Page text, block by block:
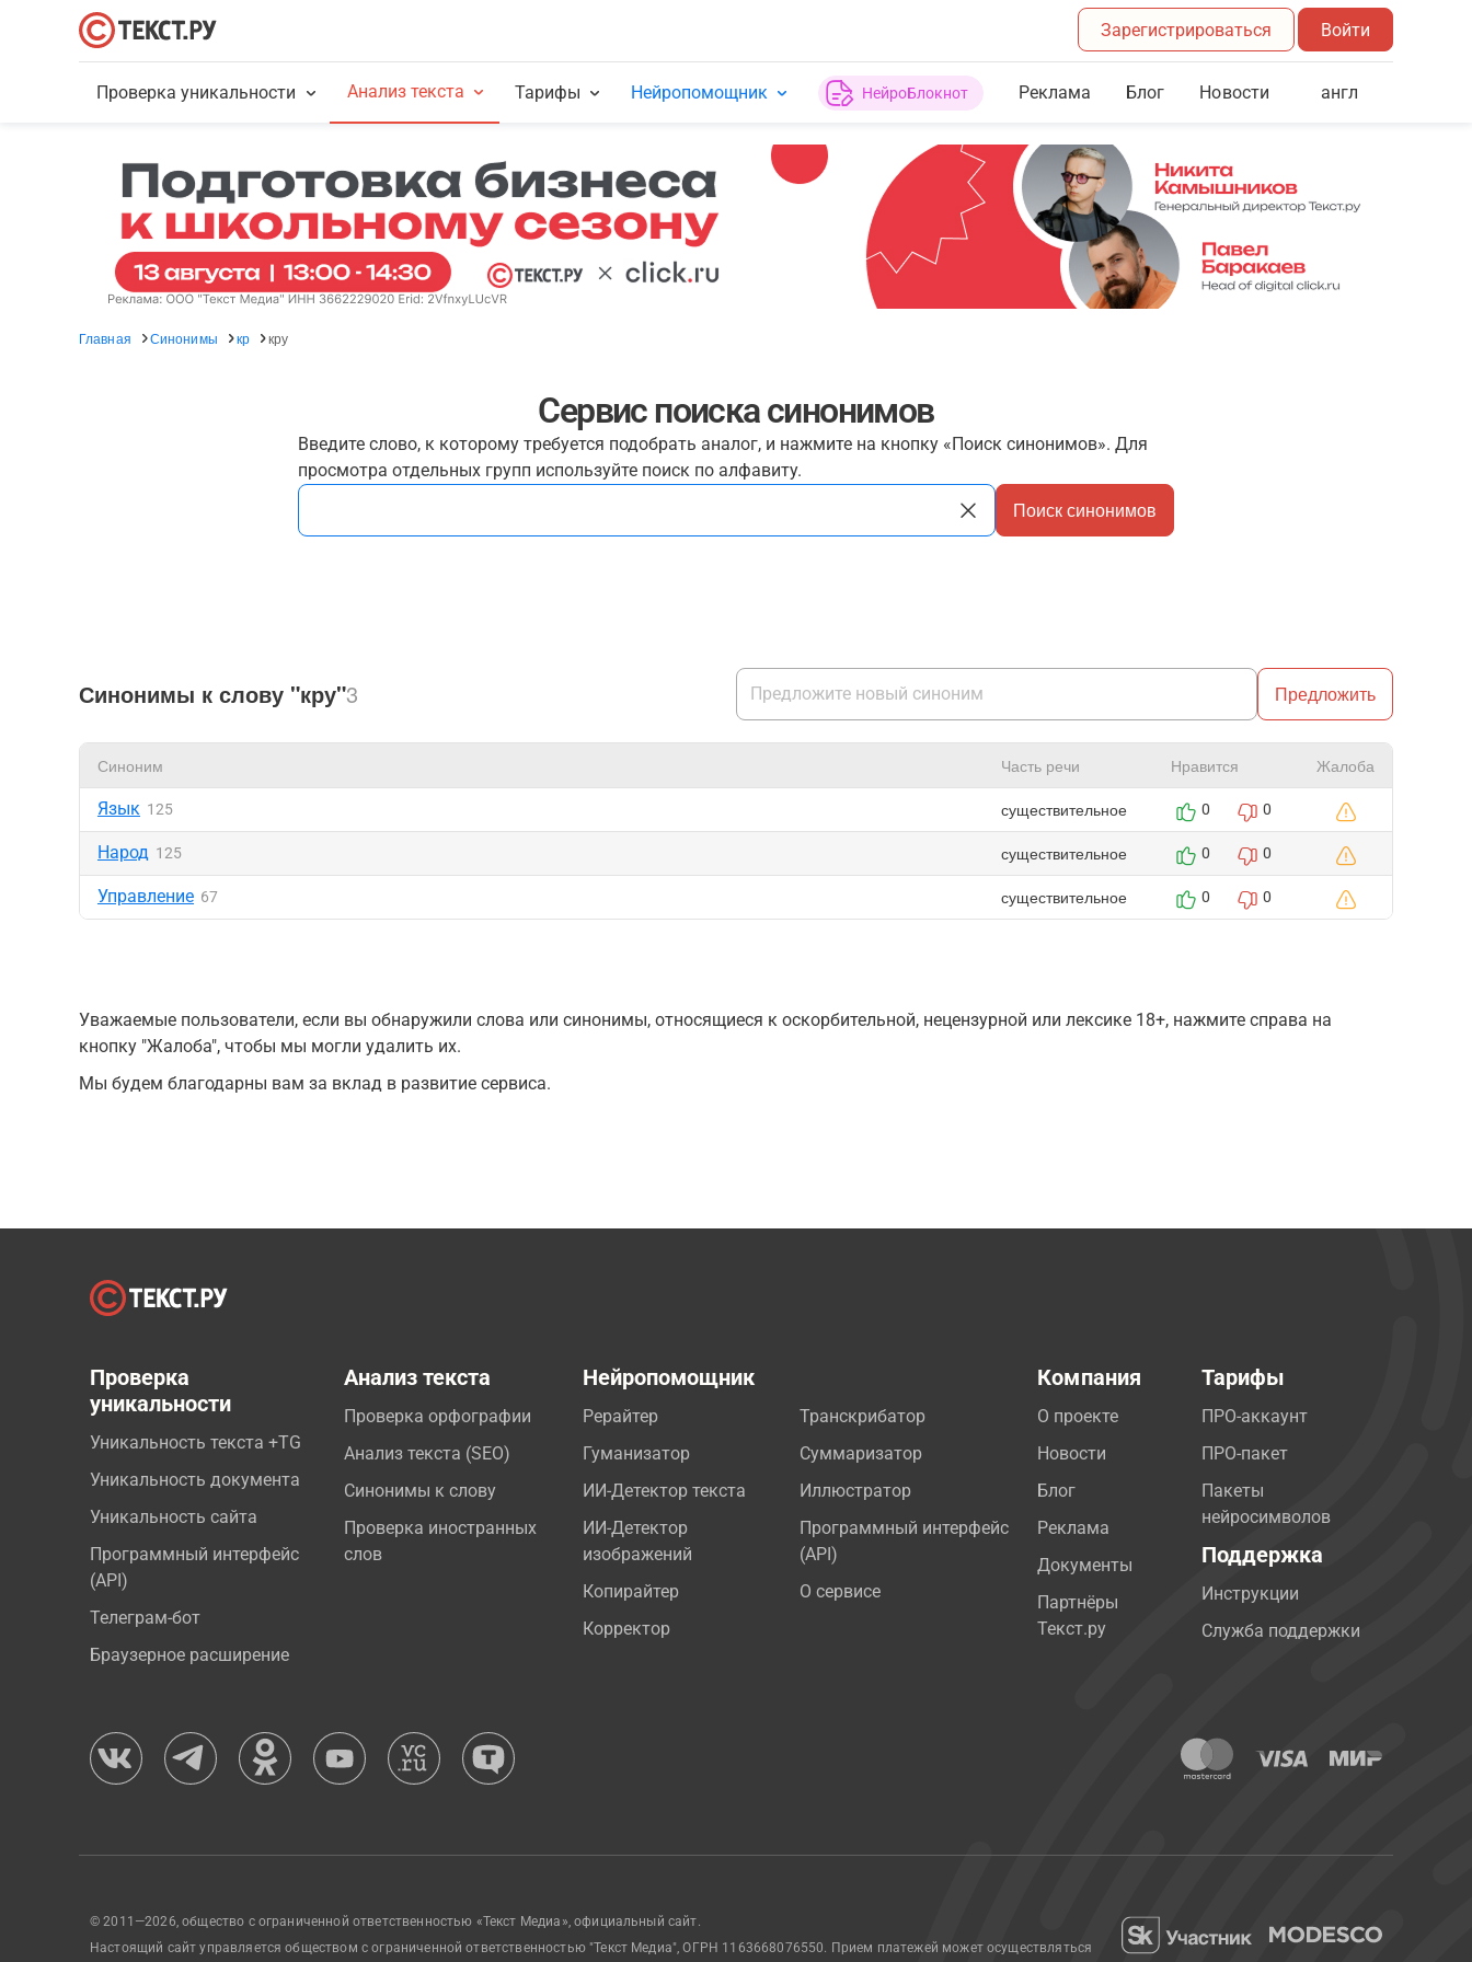
Зарегистрироваться Войти
Проверка уникальности Анализ текста Тарифы Нейропомощник НейроБлокнот Реклама Блог Новости англ
Главная Синонимы кр кру
Сервис поиска синонимов
Введите слово, к которому требуется подобрать аналог, и нажмите на кнопку «Поиск синонимов». Для
просмотра отдельных групп используйте поиск по алфавиту.
Поиск синонимов
Синонимы к слову "кру"3 Предложить
Синоним Часть речи Нравится Жалоба
Язык 125 существительное 0 0
Народ 125 существительное 0 0
Управление 67 существительное 0 0
Уважаемые пользователи, если вы обнаружили слова или синонимы, относящиеся к оскорбительной, нецензурной или лексике 18+, нажмите справа на
кнопку "Жалоба", чтобы мы могли удалить их.
Мы будем благодарны вам за вклад в развитие сервиса.
Проверка
уникальности
Уникальность текста +TG
Уникальность документа
Уникальность сайта
Программный интерфейс
(API)
Телеграм-бот
Браузерное расширение
Анализ текста
Проверка орфографии
Анализ текста (SEO)
Синонимы к слову
Проверка иностранных
слов
Нейропомощник
Рерайтер
Гуманизатор
ИИ-Детектор текста
ИИ-Детектор
изображений
Копирайтер
Корректор
Транскрибатор
Суммаризатор
Иллюстратор
Программный интерфейс
(API)
О сервисе
Компания
О проекте
Новости
Блог
Реклама
Документы
Партнёры
Текст.ру
Тарифы
ПРО-аккаунт
ПРО-пакет
Пакеты
нейросимволов
Поддержка
Инструкции
Служба поддержки
© 2011—2026, общество с ограниченной ответственностью «Текст Медиа», официальный сайт.
Настоящий сайт управляется обществом с ограниченной ответственностью "Текст Медиа", ОГРН 1163668076550. Прием платежей может осуществляться